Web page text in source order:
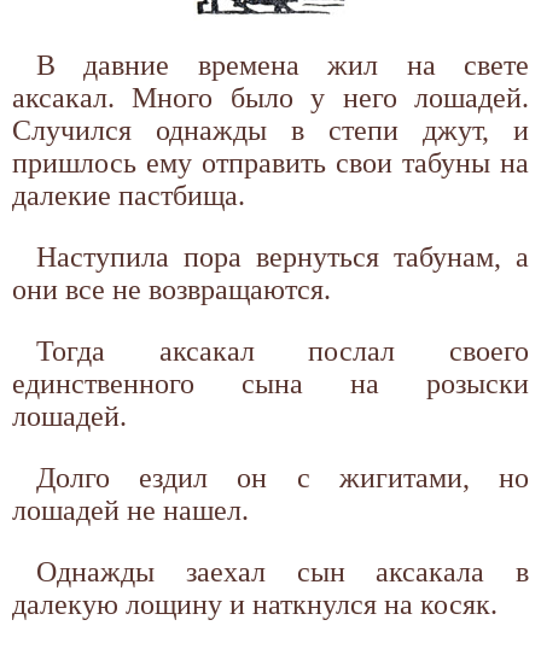
В давние времена жил на свете
аксакал. Много было у него лошадей.
Случился однажды в степи джут, и
пришлось ему отправить свои табуны на
далекие пастбища.
Наступила пора вернуться табунам, а
они все не возвращаются.
Тогда аксакал послал своего
единственного сына на розыски
лошадей.
Долго ездил он с жигитами, но
лошадей не нашел.
Однажды заехал сын аксакала в
далекую лощину и наткнулся на косяк.